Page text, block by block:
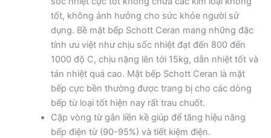
tốt, không ảnh hưởng cho sức khỏe người sử
dụng. Bề mặt bếp Schott Ceran mang những đặc
tính ưu việt như chịu sốc nhiệt đạt đến 800 đến
1000 độ C, chịu nặng lên tới 15kg, dẫn nhiệt tốt và
tán nhiệt quá cao. Mặt bếp Schott Ceran là mặt
bếp cực bền thường được trang bị cho các dòng
bếp từ loại tốt hiện nay rất trau chuốt.
Cặp vòng từ gắn liền kề giúp để tăng hiệu năng
bếp điện từ (90-95%) và tiết kiệm điện.